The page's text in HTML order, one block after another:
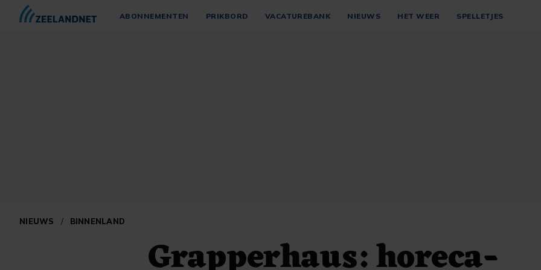
ABONNEMENTEN PRIKBORD VACATUREBANK NIEUWS HET WEER SPELLETJES
NIEUWS / BINNENLAND